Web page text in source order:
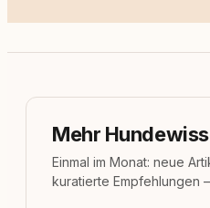
Mehr
Einmal im Monat: neue
kuratierte Empfehlungen